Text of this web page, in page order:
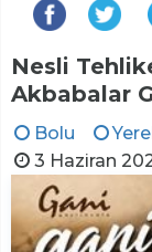
Nesli
Akbabalar
Bolu
3 Haziran